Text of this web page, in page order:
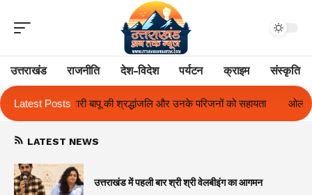
उत्तराखंड राजनीति देश-विदेश पर्यटन क्राइम संस्कृति
Latest Posts
और उनके परिजनों को सहायता ओलंपस हाई के इंटर-हाउस फुटबॉल टूर्नामेंट में रिग
LATEST NEWS
उत्तराखंड में पहली बार श्री श्री वेलबीइंग का आगमन